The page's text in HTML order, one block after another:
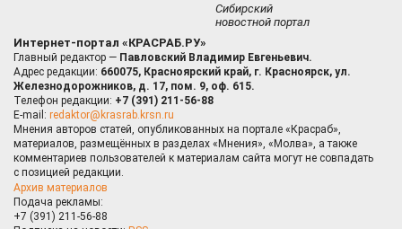
Сибирский
новостной портал
Интернет-портал «КРАСРАБ.РУ»
Главный редактор — Павловский Владимир Евгеньевич.
Адрес редакции: 660075, Красноярский край, г. Красноярск, ул.
Железнодорожников, д. 17, пом. 9, оф. 615.
Телефон редакции: +7 (391) 211-56-88
E-mail: redaktor@krasrab.krsn.ru
Мнения авторов статей, опубликованных на портале «Красраб»,
материалов, размещённых в разделах «Мнения», «Молва», а также
комментариев пользователей к материалам сайта могут не совпадать
с позицией редакции.
Архив материалов
Подача рекламы:
+7 (391) 211-56-88